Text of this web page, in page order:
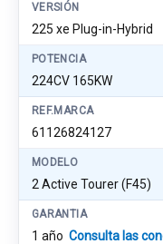
VERSIÓN
225 xe Plug-in-Hybrid
POTENCIA
224CV 165KW
REF.MARCA
61126824127
MODELO
2 Active Tourer (F45)
GARANTIA
1 año Consulta las